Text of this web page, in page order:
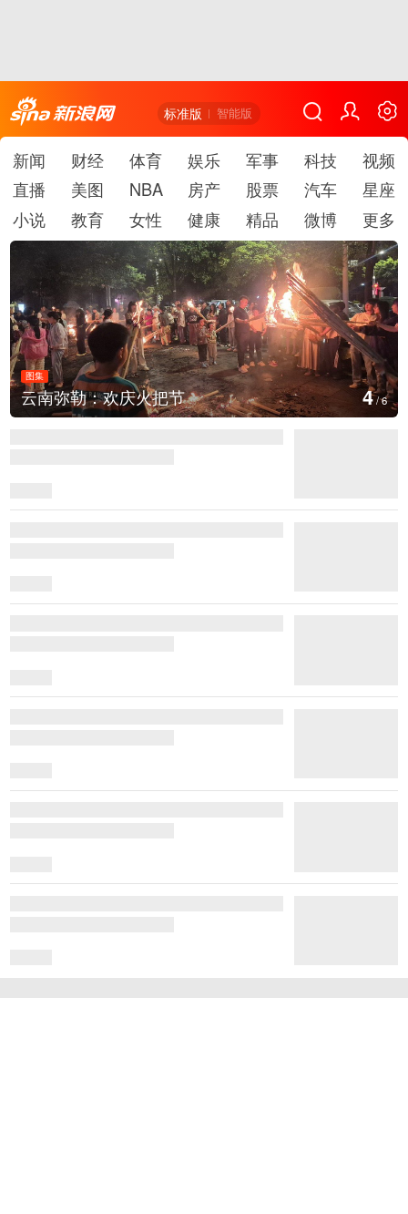
标准版 智能版
新闻 财经 体育 娱乐 军事 科技
视频
直播
美图 NBA 房产 股票 汽车
星座
小说
教育 女性 健康 精品 微博 更多
图集
江西铅山：千灯点亮葛仙村 5/6